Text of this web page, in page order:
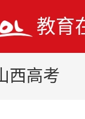
教育
西高考